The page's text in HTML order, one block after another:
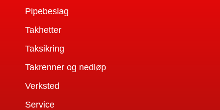
Pipebeslag
Takhetter
Taksikring
Takrenner og nedløp
Verksted
Service